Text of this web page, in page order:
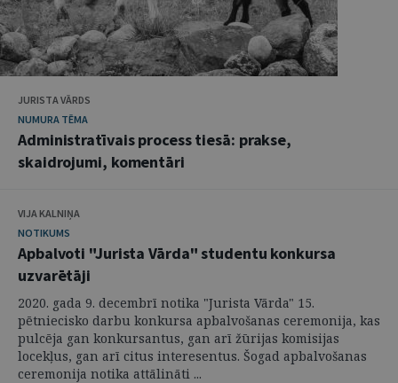
JURISTA VĀRDS
NUMURA TĒMA
Administratīvais process tiesā: prakse,
skaidrojumi, komentāri
VIJA KALNIŅA
NOTIKUMS
Apbalvoti "Jurista Vārda" studentu konkursa
uzvarētāji
2020. gada 9. decembrī notika "Jurista Vārda" 15.
pētniecisko darbu konkursa apbalvošanas ceremonija, kas
pulcēja gan konkursantus, gan arī žūrijas komisijas
locekļus, gan arī citus interesentus. Šogad apbalvošanas
ceremonija notika attālināti ...